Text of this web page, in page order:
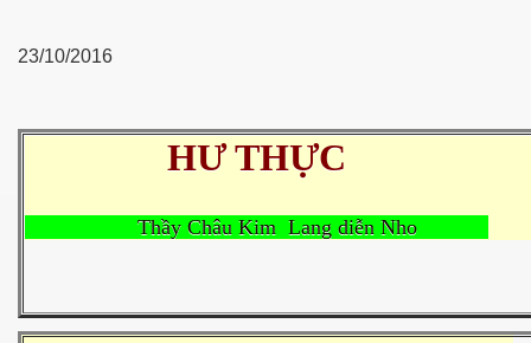
23/10/2016
HƯ THỰC
Thầy Châu Kim Lang diễn Nho